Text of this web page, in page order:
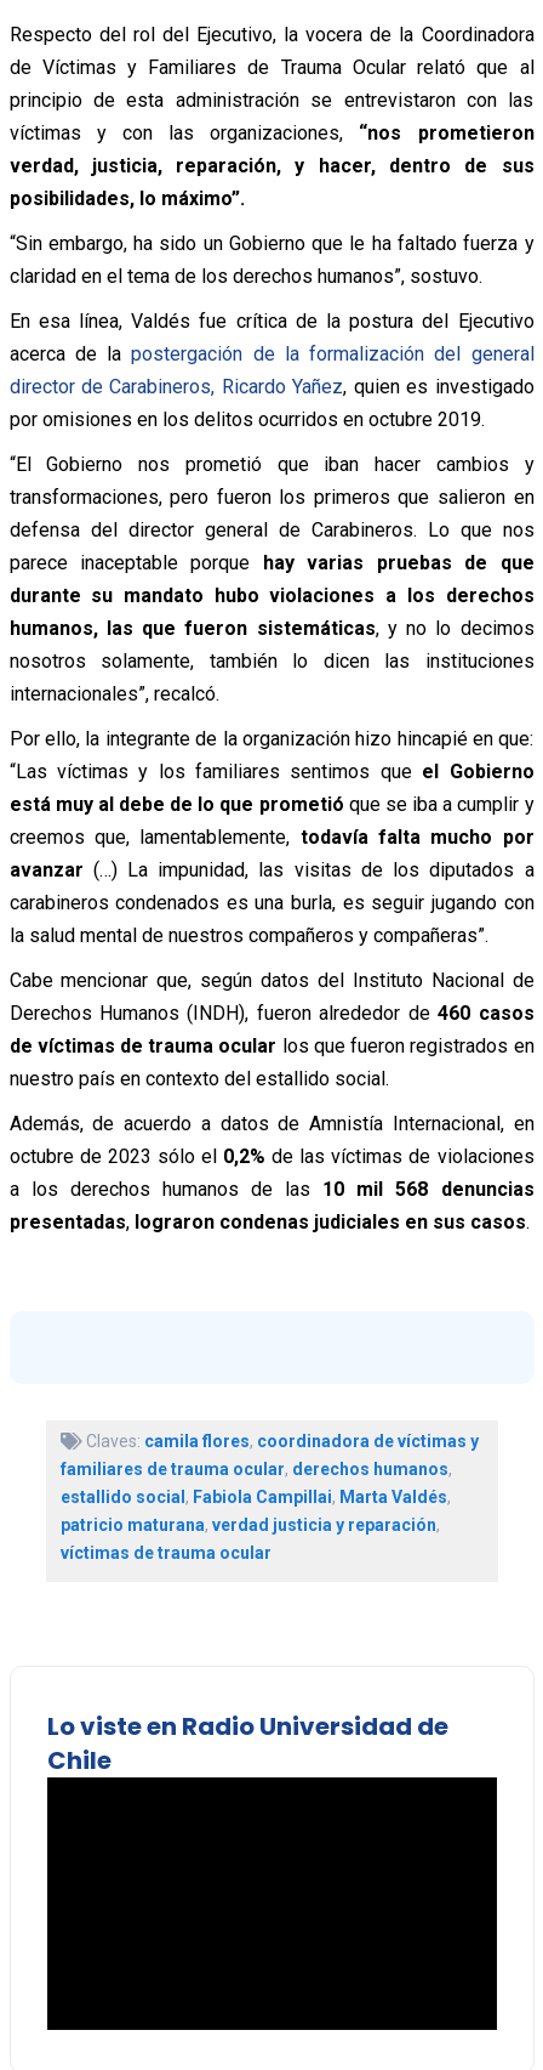
Respecto del rol del Ejecutivo, la vocera de la Coordinadora
de Víctimas y Familiares de Trauma Ocular relató que al
principio de esta administración se entrevistaron con las
víctimas y con las organizaciones, “nos prometieron
verdad, justicia, reparación, y hacer, dentro de sus
posibilidades, lo máximo”.
“Sin embargo, ha sido un Gobierno que le ha faltado fuerza y
claridad en el tema de los derechos humanos”, sostuvo.
En esa línea, Valdés fue crítica de la postura del Ejecutivo
acerca de lapostergación de la formalización del general
director de Carabineros, Ricardo Yañez, quien es investigado
por omisiones en los delitos ocurridos en octubre 2019.
“El Gobierno nos prometió que iban hacer cambios y
transformaciones, pero fueron los primeros que salieron en
defensa del director general de Carabineros. Lo que nos
parece inaceptable porque hay varias pruebas de que
durante su mandato hubo violaciones a los derechos
humanos, las que fueron sistemáticas, y no lo decimos
nosotros solamente, también lo dicen las instituciones
internacionales”, recalcó.
Por ello, la integrante de la organización hizo hincapié en que:
“Las víctimas y los familiares sentimos que el Gobierno
está muy al debe de lo que prometió que se iba a cumplir y
creemos que, lamentablemente, todavía falta mucho por
avanzar (…) La impunidad, las visitas de los diputados a
carabineros condenados es una burla, es seguir jugando con
la salud mental de nuestros compañeros y compañeras”.
Cabe mencionar que, según datos del Instituto Nacional de
Derechos Humanos (INDH), fueron alrededor de460 casos
de víctimas de trauma ocular los que fueron registrados en
nuestro país en contexto del estallido social.
Además, de acuerdo a datos de Amnistía Internacional, en
octubre de 2023 sólo el 0,2% de las víctimas de violaciones
a los derechos humanos de las 10 mil 568 denuncias
presentadas, lograron condenas judiciales en sus casos.
Claves: camila flores, coordinadora de víctimas y
familiares de trauma ocular, derechos humanos,
estallido social, Fabiola Campillai, Marta Valdés,
patricio maturana, verdad justicia y reparación,
víctimas de trauma ocular
Lo viste en Radio Universidad de
Chile